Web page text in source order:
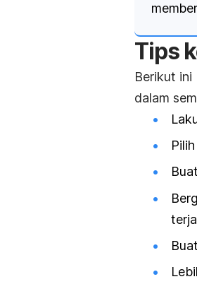
Tips
Berikut ini
dalam